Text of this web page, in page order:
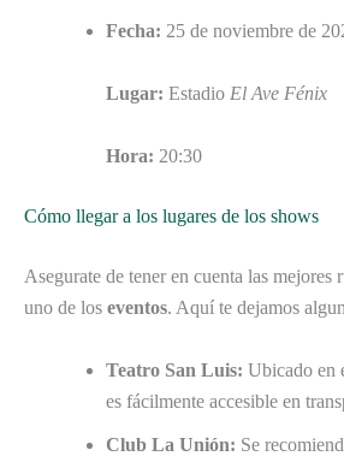
Fecha: 25 de noviembre de
Lugar: Estadio El Ave Fénix
Hora: 20:30
Cómo llegar a los lugares de los shows
Asegurate de tener en cuenta las mejores
uno de los eventos. Aquí te dejamos
Teatro San Luis: Ubicado en
es fácilmente accesible en
Club La Unión: Se